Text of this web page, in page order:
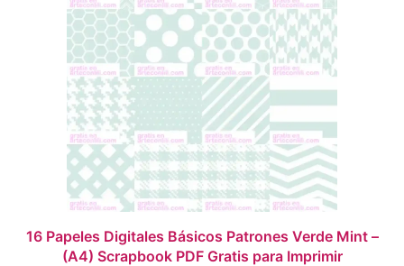
16 Papeles Digitales Básicos Patrones Verde Mint –
(A4) Scrapbook PDF Gratis para Imprimir